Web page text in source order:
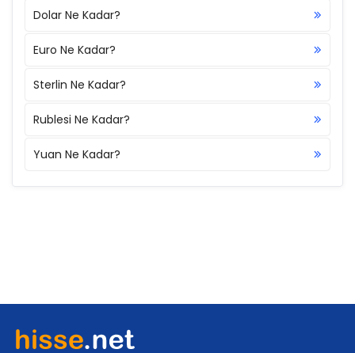
Dolar Ne Kadar?
Euro Ne Kadar?
Sterlin Ne Kadar?
Rublesi Ne Kadar?
Yuan Ne Kadar?